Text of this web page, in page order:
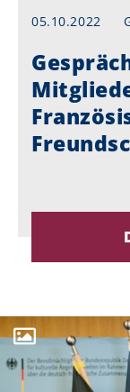
05.10.2022